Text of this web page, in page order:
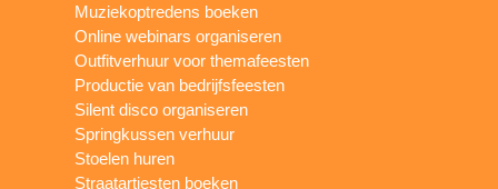
Muziekoptredens boeken
Online webinars organiseren
Outfitverhuur voor themafeesten
Productie van bedrijfsfeesten
Silent disco organiseren
Springkussen verhuur
Stoelen huren
Straatartiesten boeken